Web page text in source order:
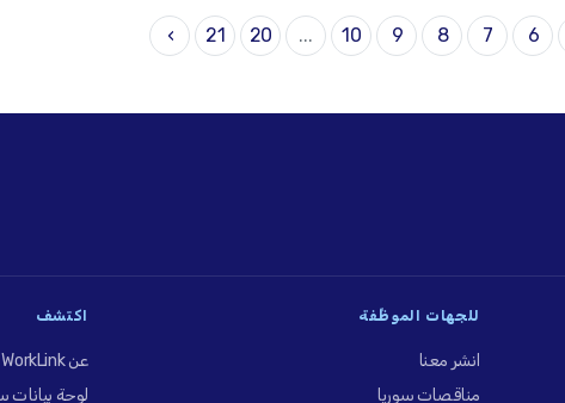
6
7
8
9
10
...
20
21
›
للجهات الموظِّفة
انشر معنا
مناقصات سوريا
اكتشف
عن WorkLink
لوحة